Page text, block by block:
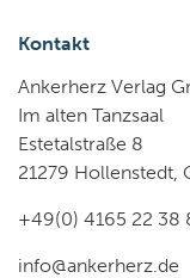
Kontakt
Ankerherz Verlag
Im alten Tanzsaal
Estetalstraße 8
21279 Hollenstedt,
+49(0) 4165 22 38
info@ankerherz.de